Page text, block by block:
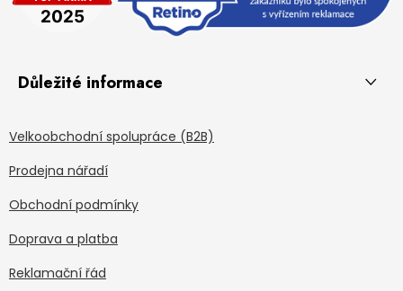
Důležité informace
Velkoobchodní spolupráce (B2B)
Prodejna nářadí
Obchodní podmínky
Doprava a platba
Reklamační řád